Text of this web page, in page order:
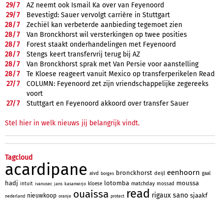
29/7
AZ neemt ook Ismail Ka over van Feyenoord
29/7
Bevestigd: Sauer vervolgt carrière in Stuttgart
28/7
Zechiël kan verbeterde aanbieding tegemoet zien
28/7
Van Bronckhorst wil versterkingen op twee posities
28/7
Forest staakt onderhandelingen met Feyenoord
28/7
Stengs keert transfervrij terug bij AZ
28/7
Van Bronckhorst sprak met Van Persie voor aanstelling
28/7
Te Kloese reageert vanuit Mexico op transferperikelen Read
27/7
COLUMN: Feyenoord zet zijn vriendschappelijke zegereeks
voort
27/7 Stuttgart en Feyenoord akkoord over transfer Sauer
Stel hier in welk nieuws jij belangrijk vindt.
Tagcloud
acardipane aivd borges bronckhorst deijl eenhoorn gaal
hadj intuit ivanusec jans kasanwirjo kloese lotomba matchday mossad moussa
nederland nieuwkoop oranje ouaissa protect read rigaux sano sjaakf